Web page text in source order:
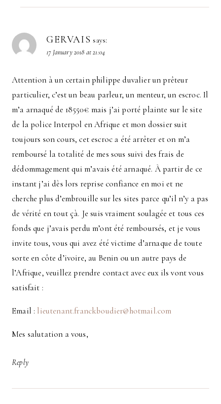
GERVAIS says:
17 January 2018 at 21:04
Attention à un certain philippe duvalier un prêteur
particulier, c’est un beau parleur, un menteur, un escroc. Il
m’a arnaqué de 18550€ mais j’ai porté plainte sur le site
de la police Interpol en Afrique et mon dossier suit
toujours son cours, cet escroc a été arrêter et on m’a
remboursé la totalité de mes sous suivi des frais de
dédommagement qui m’avais été arnaqué. À partir de ce
instant j’ai dès lors reprise confiance en moi et ne
cherche plus d’embrouille sur les sites parce qu’il n’y a pas
de vérité en tout çà. Je suis vraiment soulagée et tous ces
fonds que j’avais perdu m’ont été remboursés, et je vous
invite tous, vous qui avez été victime d’arnaque de toute
sorte en côte d’ivoire, au Benin ou un autre pays de
l’Afrique, veuillez prendre contact avec eux ils vont vous
satisfait :
Email : lieutenant.franckboudier@hotmail.com
Mes salutation a vous,
Reply